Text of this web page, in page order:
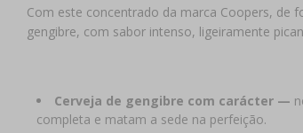
Com este concentrado da marca Coopers, de
gengibre, com sabor intenso, ligeiramente
Cerveja de gengibre com carácter —
completa e matam a sede na perfeição.